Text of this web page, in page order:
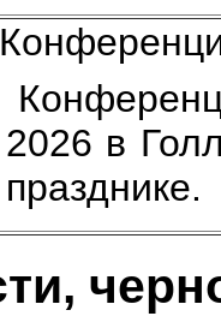
2026 в
празднике.